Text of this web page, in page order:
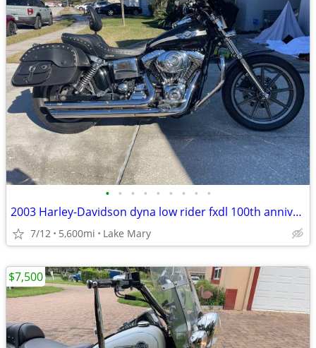
• • • • • • • • •
2003 Harley-Davidson dyna low rider fxdl 100th anniversary edition
7/12 5,600mi Lake Mary
$7,500